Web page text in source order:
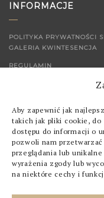
Aby zapewnić jak
takich jak pliki cookie,
dostępu do informacji o
pozwoli nam
przeglądania lub
wyrażenia zgody lub
na niektóre cechy i
INFORMACJE
POLITYKA PRYWATNOŚCI
GALERIA KWINTESENCJA
REGULAMIN
SKLEP
OBRAZY
GRAFIKI